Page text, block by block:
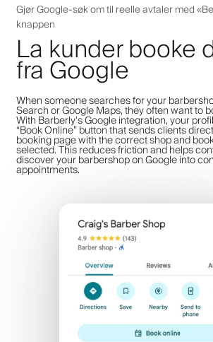
Gjør Google-søk om til reelle avtaler med
knappen
La kunder booke
fra Google
When someone searches for your
Search or Google Maps, they often want to
With Barberly’s Google integration, your
“Book Online” button that sends clients
booking page with the correct shop and
selected. This reduces friction and helps
discover your barbershop on Google into
appointments.